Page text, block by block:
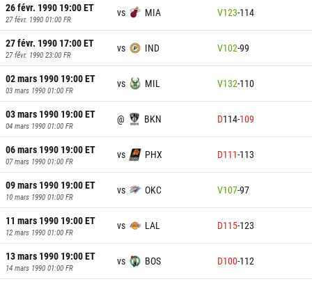
26 févr. 1990 19:00ET
27 févr. 1990 01:00 FR
vs MIA V123-114
27 févr. 1990 17:00ET
27 févr. 1990 23:00 FR
vs IND V102-99
02 mars 1990 19:00ET
03 mars 1990 01:00 FR
vs MIL V132-110
03 mars 1990 19:00ET
04 mars 1990 01:00 FR
@ BKN D114-109
06 mars 1990 19:00ET
07 mars 1990 01:00 FR
vs PHX D111-113
09 mars 1990 19:00ET
10 mars 1990 01:00 FR
vs OKC V107-97
11 mars 1990 19:00ET
12 mars 1990 01:00 FR
vs LAL D115-123
13 mars 1990 19:00ET
14 mars 1990 01:00 FR
vs BOS D100-112